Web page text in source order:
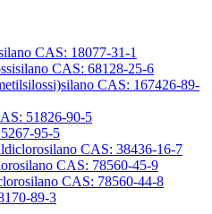
CAS: 18077-31-1
CAS: 68128-25-6
CAS: 167426-89-
51826-90-5
95-5
CAS: 38436-16-7
CAS: 78560-45-9
CAS: 78560-44-8
89-3